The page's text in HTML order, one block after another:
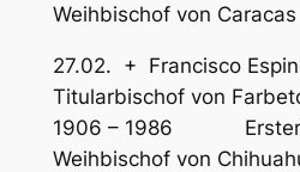
Weihbischof von Caracas
27.02. + Francisco
Titularbischof
1906 – 1986
Weihbischof von